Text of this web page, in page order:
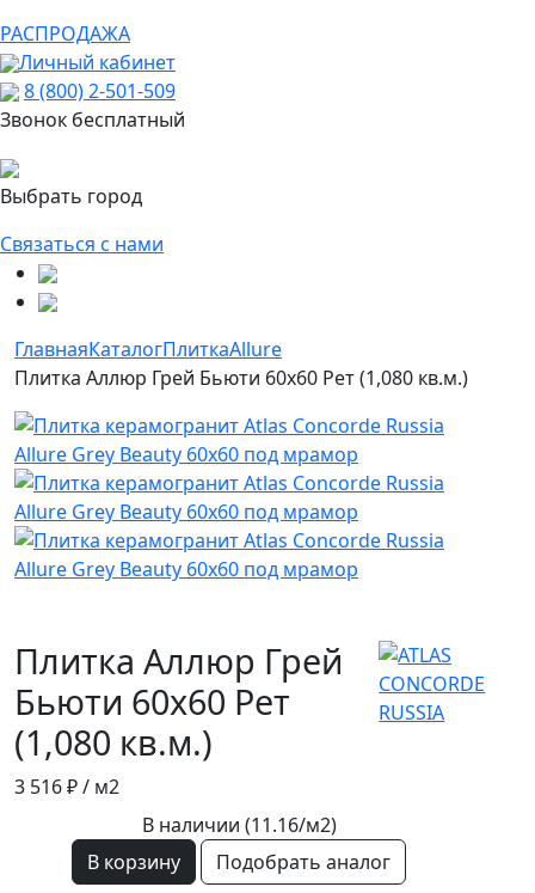
РАСПРОДАЖА
Личный кабинет
8 (800) 2-501-509
Звонок бесплатный
Выбрать город
Связаться с нами
ГлавнаяКаталогПлиткаAllure
Плитка Аллюр Грей Бьюти 60x60 Рет (1,080 кв.м.)
Плитка Аллюр Грей
Бьюти 60x60 Рет
(1,080 кв.м.)
3 516 ₽/ м2
В наличии (11.16/м2)
В корзину
Подобрать аналог